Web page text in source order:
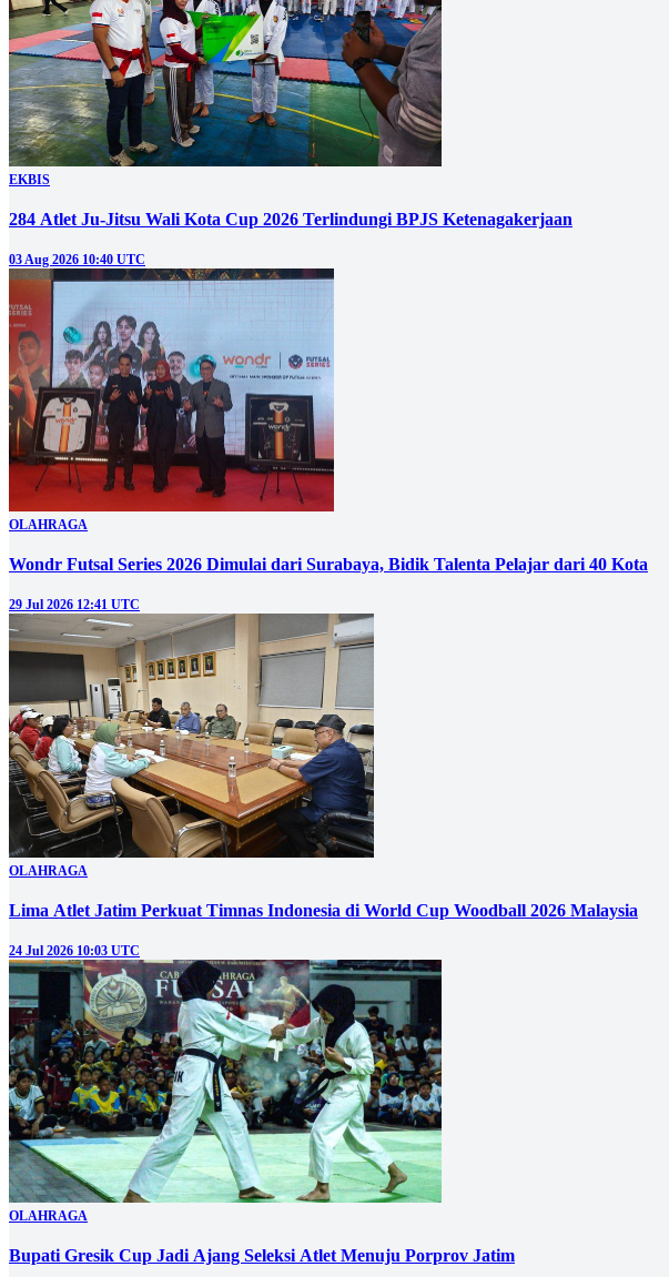
EKBIS
284 Atlet Ju-Jitsu Wali Kota Cup 2026 Terlindungi BPJS Ketenagakerjaan
03 Aug 2026 10:40 UTC
OLAHRAGA
Wondr Futsal Series 2026 Dimulai dari Surabaya, Bidik Talenta Pelajar dari 40 Kota
29 Jul 2026 12:41 UTC
OLAHRAGA
Lima Atlet Jatim Perkuat Timnas Indonesia di World Cup Woodball 2026 Malaysia
24 Jul 2026 10:03 UTC
OLAHRAGA
Bupati Gresik Cup Jadi Ajang Seleksi Atlet Menuju Porprov Jatim